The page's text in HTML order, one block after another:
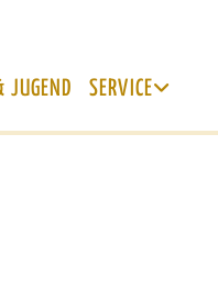
JUGEND SERVICE